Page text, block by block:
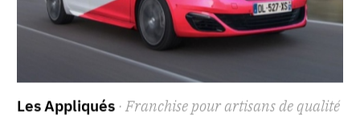
Les Appliqués · Franchise pour artisans de qualité